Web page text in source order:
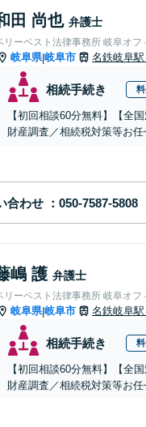
田 尚也 弁護士
リーベスト法律事務所 岐阜オフ
岐阜県|岐阜市 名鉄岐阜駅
相続手続き
【初回相談60分無料】【全
財産調査／相続税対策等お
合わせ
嶋 護 弁護士
リーベスト法律事務所 岐阜オフ
岐阜県|岐阜市 名鉄岐阜駅
相続手続き
【初回相談60分無料】【全
財産調査／相続税対策等お